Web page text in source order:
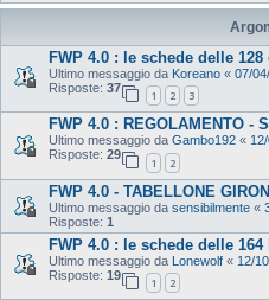
FWP 4.0 : le schede delle
Ultimo messaggio da Koreano « 07/
Risposte: 37
1 2 3
FWP 4.0 : REGOLAMENTO -
Ultimo messaggio da Gambo192 «
Risposte: 29
1 2
FWP 4.0 - TABELLONE GIRONI
Ultimo messaggio da sensibilmente «
Risposte: 1
FWP 4.0 : le schede delle 164
Ultimo messaggio da Lonewolf « 12/
Risposte: 19
1 2